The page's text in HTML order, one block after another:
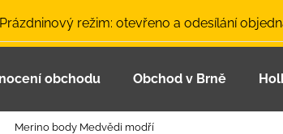
režim: otevřeno a odesílání
obchodu Obchod v Brně
Merino body Medvědi modří
Co potřebujete najít?